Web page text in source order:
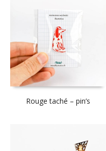
Rouge taché – pin’s